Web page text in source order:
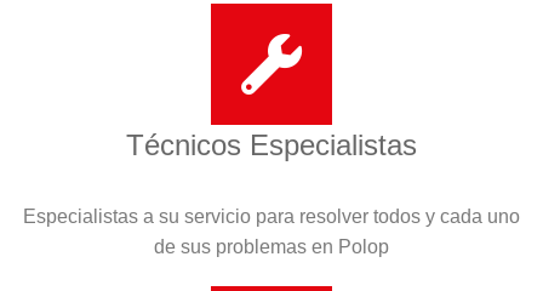
Técnicos Especialistas
Especialistas a su servicio para resolver todos y cada uno
de sus problemas en Polop